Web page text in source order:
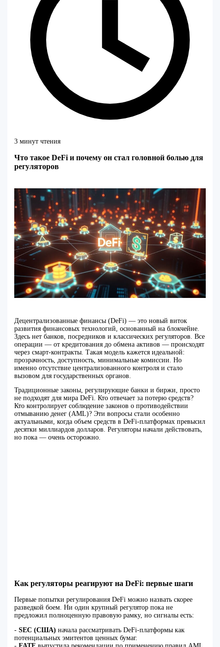
3 минут чтения
Что такое DeFi и почему он стал головной болью для
регуляторов
Децентрализованные финансы (DeFi) — это новый виток
развития финансовых технологий, основанный на блокчейне.
Здесь нет банков, посредников и классических регуляторов. Все
операции — от кредитования до обмена активов — происходят
через смарт-контракты. Такая модель кажется идеальной:
прозрачность, доступность, минимальные комиссии. Но
именно отсутствие централизованного контроля и стало
вызовом для государственных органов.
Традиционные законы, регулирующие банки и биржи, просто
не подходят для мира DeFi. Кто отвечает за потерю средств?
Кто контролирует соблюдение законов о противодействии
отмыванию денег (AML)? Эти вопросы стали особенно
актуальными, когда объем средств в DeFi-платформах превысил
десятки миллиардов долларов. Регуляторы начали действовать,
но пока — очень осторожно.
Как регуляторы реагируют на DeFi: первые шаги
Первые попытки регулирования DeFi можно назвать скорее
разведкой боем. Ни один крупный регулятор пока не
предложил полноценную правовую рамку, но сигналы есть:
-SEC (США) начала рассматривать DeFi-платформы как
потенциальных эмитентов ценных бумаг.